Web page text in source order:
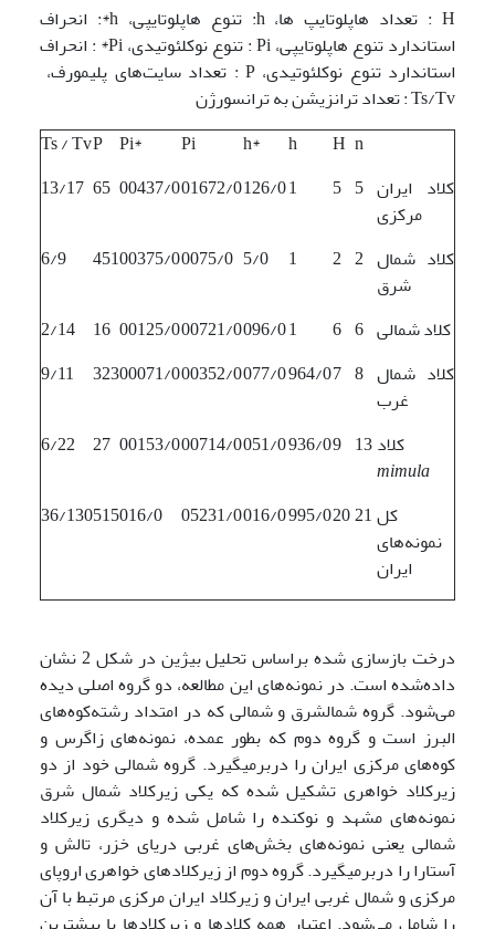
H : تعداد هاپلوتایپ ها، h: تنوع هاپلوتایپی، h*: انحراف
استاندارد تنوع هاپلوتایپی، Pi : تنوع نوکلئوتیدی، Pi* : انحراف
استاندارد تنوع نوکلئوتیدی، P : تعداد سایت‌های پلی­مورف،
Ts/Tv : تعداد ترانزیشن به ترانسورژن
Ts / TvP Pi* Pi h* h H n
13/17 65 00437/001672/0126/01 5 5 کلاد ایران
مرکزی
6/9
45100375/00075/0 5/0 1 2 2 کلاد شمال
شرق
2/14 16 00125/000721/0096/01 6 6 کلاد شمالی
9/11 32300071/000352/0077/0964/07 8 کلاد شمال
غرب
6/22 27 00153/000714/0051/0936/09 13کلاد
mimula
36/130515016/0 05231/0016/0995/02021کل
نمونه‌های
ایران
درخت بازسازی شده براساس تحلیل بیژین در شکل 2 نشان
داده‌شده است. در نمونه‌های این مطالعه، دو گروه اصلی دیده
می‌شود. گروه شمال­شرق و شمالی که در امتداد رشته‌کوه‌های
البرز است و گروه دوم که بطور عمده، نمونه‌های زاگرس و
کوه‌های مرکزی ایران را دربرمی­گیرد. گروه شمالی خود از دو
زیرکلاد خواهری تشکیل شده که یکی زیرکلاد شمال شرق
نمونه‌های مشهد و نوکنده را شامل شده و دیگری زیرکلاد
شمالی یعنی نمونه‌های بخش‌های غربی دریای خزر، تالش و
آستارا را دربرمی­گیرد. گروه دوم از زیرکلادهای خواهری اروپای
مرکزی و شمال غربی ایران و زیرکلاد ایران مرکزی مرتبط با آن